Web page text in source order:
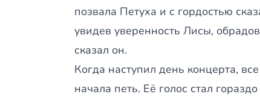
позвала Петуха и с гордостью
увидев уверенность Лисы,
сказал он.
Когда наступил день концерта,
начала петь. Её голос стал